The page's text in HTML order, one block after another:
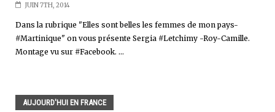
JUIN 7TH, 2014
Dans la rubrique "Elles sont belles les femmes de mon pays-
#Martinique" on vous présente Sergia #Letchimy -Roy-Camille.
Montage vu sur #Facebook. ...
AUJOURD'HUI EN FRANCE